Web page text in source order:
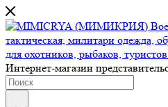
Интернет-магазин